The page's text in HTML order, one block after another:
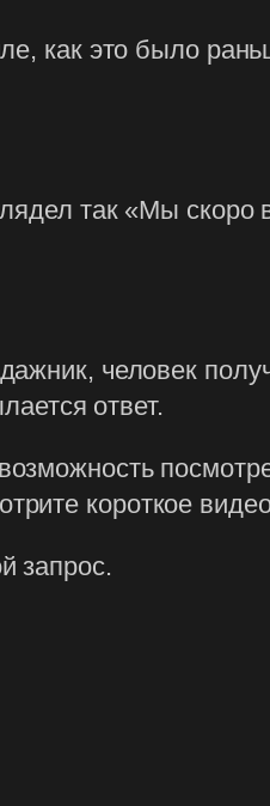
как это было
так «Мы
человек
ответ.
короткое
запрос.